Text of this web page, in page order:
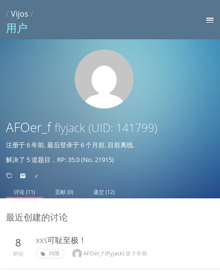
/Vijos /
用户
AFOer_fflyjack (UID: 141799)
注册于6 年前, 最后登录于6 个月前, 目前离线.
解决了 5 道题目，RP: 35.0 (No. 21915)
♂
讨论 (11) 贡献 (0) 递交 (12)
最近创建的讨论
8
评论
xxs可耻至极！
问答 AFOer_f (flyjack) @ 3 年前